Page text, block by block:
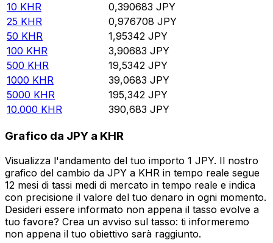
10 KHR 0,390683 JPY
25 KHR 0,976708 JPY
50 KHR 1,95342 JPY
100 KHR 3,90683 JPY
500 KHR 19,5342 JPY
1000 KHR 39,0683 JPY
5000 KHR 195,342 JPY
10.000 KHR 390,683 JPY
Grafico da JPY a KHR
Visualizza l'andamento del tuo importo 1 JPY. Il nostro
grafico del cambio da JPY a KHR in tempo reale segue
12 mesi di tassi medi di mercato in tempo reale e indica
con precisione il valore del tuo denaro in ogni momento.
Desideri essere informato non appena il tasso evolve a
tuo favore? Crea un avviso sul tasso: ti informeremo
non appena il tuo obiettivo sarà raggiunto.